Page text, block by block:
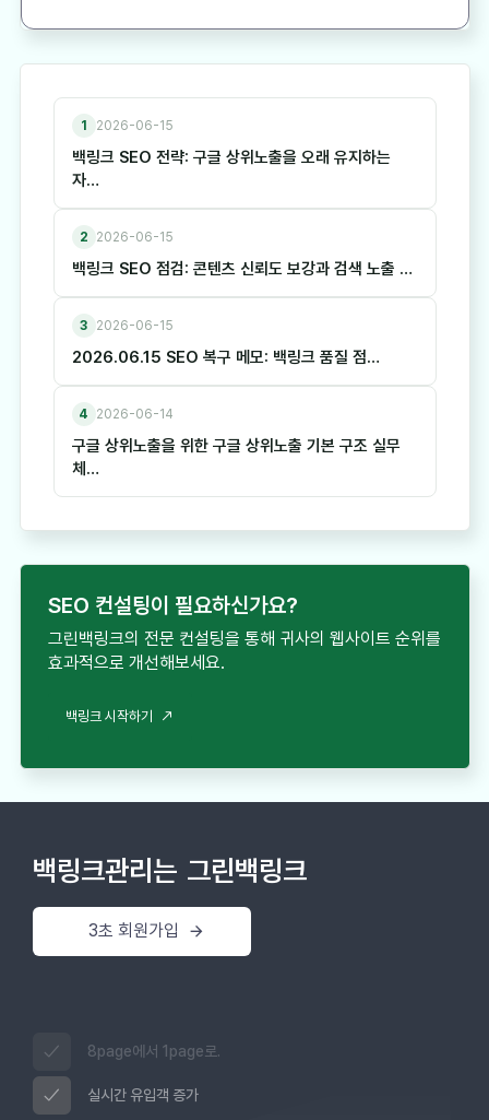
1 2026-06-15
백링크 SEO 전략: 구글 상위노출을 오래 유지하는
자…
2 2026-06-15
백링크 SEO 점검: 콘텐츠 신뢰도 보강과 검색 노출 …
3 2026-06-15
2026.06.15 SEO 복구 메모: 백링크 품질 점…
4 2026-06-14
구글 상위노출을 위한 구글 상위노출 기본 구조 실무
체…
SEO 컨설팅이 필요하신가요?
그린백링크의 전문 컨설팅을 통해 귀사의 웹사이트 순위를
효과적으로 개선해보세요.
백링크 시작하기
백링크관리는 그린백링크
3초 회원가입
8page에서 1page로.
실시간 유입객 증가